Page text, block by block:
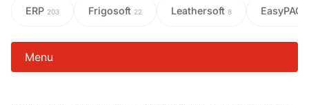
ERP 203 Frigosoft 22 Leathersoft 8 EasyPAC
Menu